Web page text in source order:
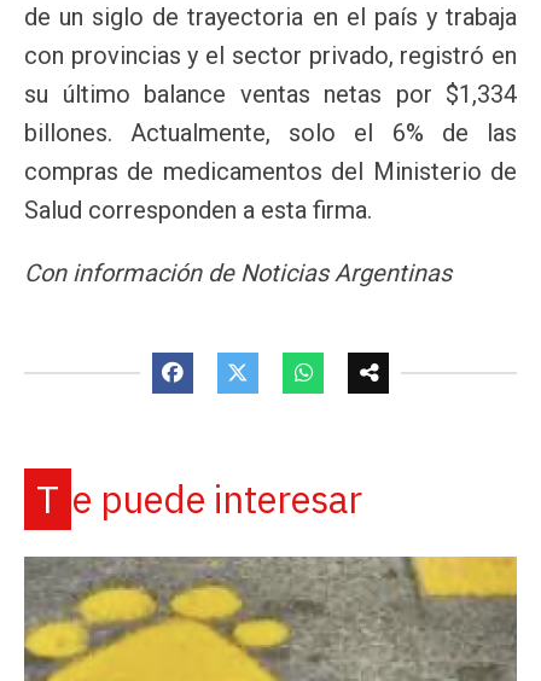
de un siglo de trayectoria en el país y trabaja
con provincias y el sector privado, registró en
su último balance ventas netas por $1,334
billones. Actualmente, solo el 6% de las
compras de medicamentos del Ministerio de
Salud corresponden a esta firma.
Con información de Noticias Argentinas
Te puede interesar